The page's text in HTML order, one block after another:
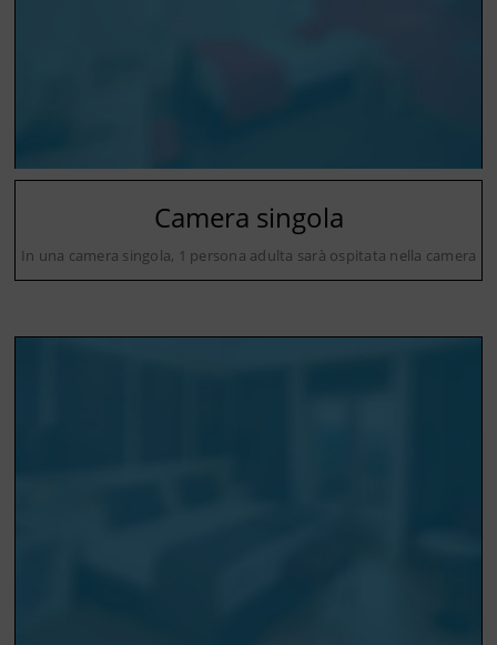
Camera singola
In una camera singola, 1 persona adulta sarà ospitata nella camera